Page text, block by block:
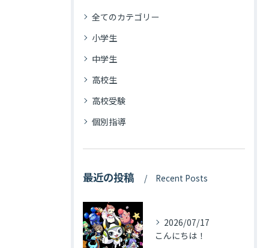
全てのカテゴリー
小学生
中学生
高校生
高校受験
個別指導
最近の投稿 Recent Posts
2026/07/17
こんにちは！